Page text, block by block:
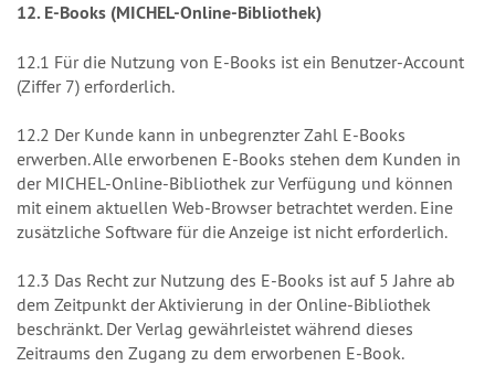
12. E-Books (MICHEL-Online-Bibliothek)
12.1 Für die Nutzung von E-Books ist ein Benutzer-Account
(Ziffer 7) erforderlich.
12.2 Der Kunde kann in unbegrenzter Zahl E-Books
erwerben. Alle erworbenen E-Books stehen dem Kunden in
der MICHEL-Online-Bibliothek zur Verfügung und können
mit einem aktuellen Web-Browser betrachtet werden. Eine
zusätzliche Software für die Anzeige ist nicht erforderlich.
12.3 Das Recht zur Nutzung des E-Books ist auf 5 Jahre ab
dem Zeitpunkt der Aktivierung in der Online-Bibliothek
beschränkt. Der Verlag gewährleistet während dieses
Zeitraums den Zugang zu dem erworbenen E-Book.